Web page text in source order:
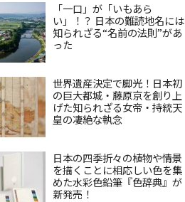
「一口」が「いもあら
い」！？ 日本の難読地名には
知られざる“名前の法則”があ
った
世界遺産決定で脚光！日本初
の巨大都城・藤原京を創り上
げた知られざる女帝・持統天
皇の凄絶な執念
日本の四季折々の植物や情景
を描くことに相応しい色を集
めた水彩色鉛筆『色辞典』が
新発売！